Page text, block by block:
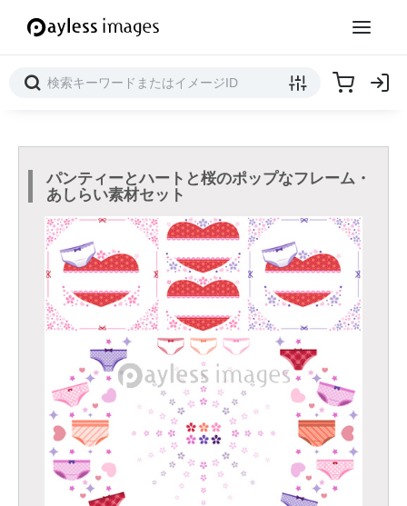
パンティーとハートと桜のポップなフレーム・
あしらい素材セット